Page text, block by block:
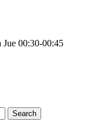
Jue 00:30-00:45